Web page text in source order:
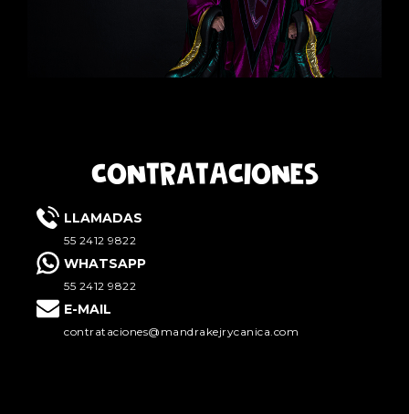
CONTRATACIONES
LLAMADAS
55 2412 9822
WHATSAPP
55 2412 9822
E-MAIL
contrataciones@mandrakejrycanica.com